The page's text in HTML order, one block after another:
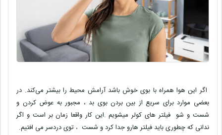
اگر این هوا همراه با بوی خوش باشد آرامش محیط را بیشتر می‌کند. در
بعضی موارد برای سریع از بین بردن بوی بد ، مجبور به عوض کردن و
شست و شو فیلتر های کولر میشویم .این کار واقعا زمان بر است و اگر
ندانی که چطوری باید فیلتر هارو جدا کرد و شست ،توی دردسر می افتیم.